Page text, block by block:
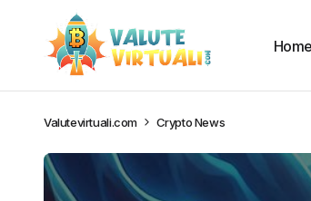
Home
Valutevirtuali.com Crypto News